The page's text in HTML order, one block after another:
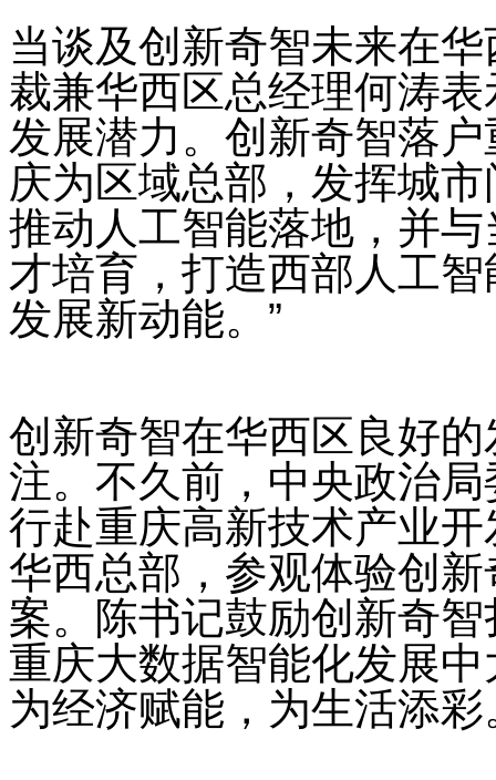
当谈及创新奇智未来在
裁兼华西区总经理何涛
发展潜力。创新奇智落
庆为区域总部，发挥城
推动人工智能落地，并
才培育，打造西部人工
发展新动能。”
创新奇智在华西区良好
注。不久前，中央政治
行赴重庆高新技术产业
华西总部，参观体验创
案。陈书记鼓励创新奇
重庆大数据智能化发展
为经济赋能，为生活添彩